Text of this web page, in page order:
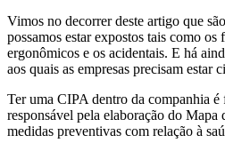
Vimos no decorrer deste artigo que
possamos estar expostos tais como
ergonômicos e os acidentais. E há
aos quais as empresas precisam estar
Ter uma CIPA dentro da companhia é
responsável pela elaboração do Mapa
medidas preventivas com relação à